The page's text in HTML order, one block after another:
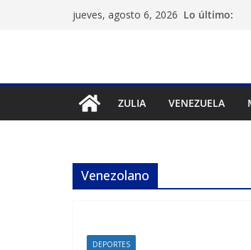
jueves, agosto 6, 2026 Lo último:
ZULIA VENEZUELA
Venezolano
DEPORTES